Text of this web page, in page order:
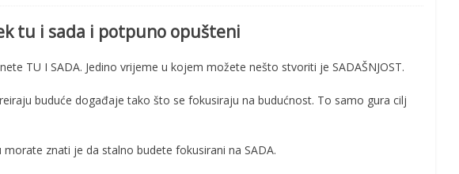
tu i sada i potpuno opušteni
TU I SADA. Jedino vrijeme u kojem možete nešto stvoriti je SADAŠNJOST.
buduće događaje tako što se fokusiraju na budućnost. To samo gura cilj
morate znati je da stalno budete fokusirani na SADA.